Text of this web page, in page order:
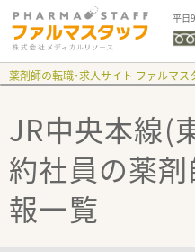
平日
薬剤師の転職・求人サイト ファルマス
JR中央本線(
約社員の薬
報一覧